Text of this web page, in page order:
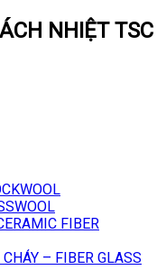
NHIỆT TSC
FIBER
– FIBER GLASS